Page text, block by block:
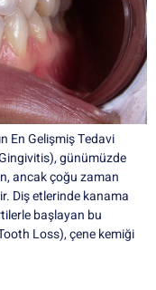
En Gelişmiş Tedavi
günümüzde
ancak çoğu zaman
Diş etlerinde kanama
başlayan bu
Loss), çene kemiği